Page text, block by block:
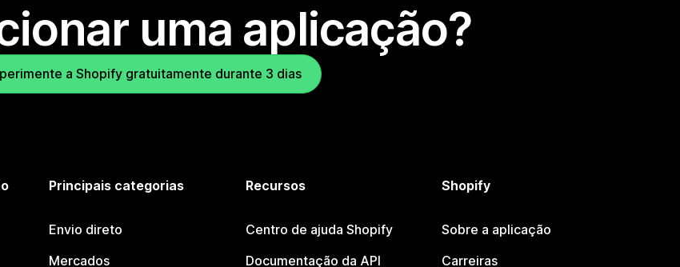
uma aplicação?
a Shopify gratuitamente durante 3 dias
Principais categorias
Envio direto
Mercados
Recursos
Centro de ajuda Shopify
Documentação da API
Shopify
Sobre a aplicação
Carreiras